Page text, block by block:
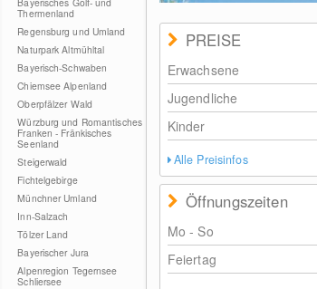
Thermenland
Regensburg und Umland
Naturpark Altmühltal
Bayerisch-Schwaben
Chiemsee Alpenland
Oberpfälzer Wald
Würzburg und Romantisches
Franken - Fränkisches
Seenland
Steigerwald
Fichtelgebirge
Münchner Umland
Inn-Salzach
Tölzer Land
Bayerischer Jura
Alpenregion Tegernsee
Schliersee
PREISE
Erwachsene
Jugendliche
Kinder
Alle Preisinfos
Öffnungszeiten
Mo - So
Feiertag